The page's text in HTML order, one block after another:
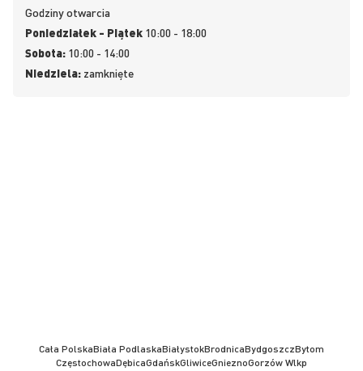
Godziny otwarcia
Poniedziałek - Piątek 10:00 - 18:00
Sobota: 10:00 - 14:00
Niedziela: zamknięte
Cała PolskaBiała PodlaskaBiałystokBrodnicaBydgoszczBytom
CzęstochowaDębicaGdańskGliwiceGnieznoGorzów Wlkp